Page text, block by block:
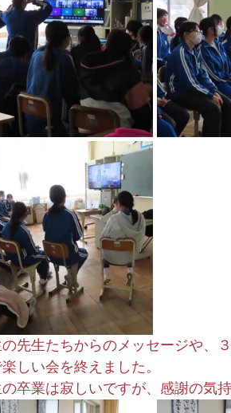
の先生たちからのメッセージや、
しい会を終えました。
の卒業は寂しいですが、感謝の気